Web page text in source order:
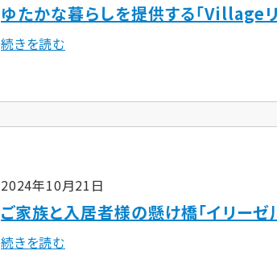
ゆたかな暮らしを提供する「Village
続きを読む
2024年10月21日
ご家族と入居者様の懸け橋「イリーゼ
続きを読む